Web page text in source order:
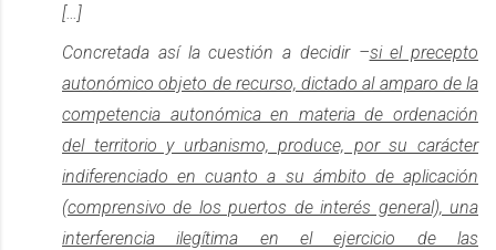
[…]
Concretada así la cuestión a decidir –si el precepto
autonómico objeto de recurso, dictado al amparo de la
competencia autonómica en materia de ordenación
del territorio y urbanismo, produce, por su carácter
indiferenciado en cuanto a su ámbito de aplicación
(comprensivo de los puertos de interés general), una
interferencia ilegítima en el ejercicio de las